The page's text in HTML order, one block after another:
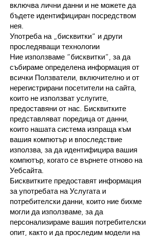
включва лични данни и не можете да
бъдете идентифициран посредством
нея.
Употреба на „бисквитки“ и други
проследяващи технологии
Ние използваме “бисквитки”, за да
събираме определена информация от
всички Ползватели, включително и от
нерегистрирани посетители на сайта,
които не използват услугите,
предоставяни от нас. Бисквитките
представляват поредица от данни,
които нашата система изпраща към
вашия компютър и впоследствие
използва, за да идентифицира вашия
компютър, когато се върнете отново на
Уебсайта.
Бисквитките предоставят информация
за употребата на Услугата и
потребителски данни, които ние бихме
могли да използваме, за да
персонализираме вашия потребителски
опит, както и да проследим модели на